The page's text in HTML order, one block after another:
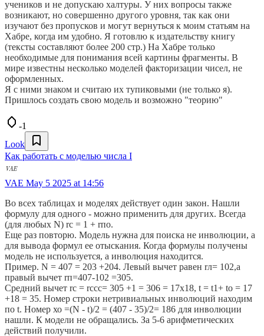
учеников и не допускаю халтуры. У них вопросы также
возникают, но совершенно другого уровня, так как они
изучают без пропусков и могут вернуться к моим статьям на
Хабре, когда им удобно. Я готовлю к издательству книгу
(тексты составляют более 200 стр.) На Хабре только
необходимые для понимания всей картины фрагменты. В
мире известны несколько моделей факторизации чисел, не
оформленных.
Я с ними знаком и считаю их тупиковыми (не только я).
Пришлось создать свою модель и возможно "теорию"
-1
Look
Как работать с моделью числа I
VAE May 5 2025 at 14:56
Во всех таблицах и моделях действует один закон. Нашли
формулу для одного - можно применить для других. Всегда
(для любых N) rc = 1 + rпо.
Еще раз повторю. Модель нужна для поиска не инволюции, а
для вывода формул ее отыскания. Когда формулы получены
модель не используется, а инволюция находится.
Пример. N = 407 = 203 +204. Левый вычет равен rл= 102,а
правый вычет rп=407-102 =305.
Средний вычет rс = rccc= 305 +1 = 306 = 17x18, t = t1+ tо = 17
+18 = 35. Номер строки нетривиальных инволюций находим
по t. Номер хо =(N - t)/2 = (407 - 35)/2= 186 для инволюции
нашли. К модели не обращались. За 5-6 арифметических
действий получили.